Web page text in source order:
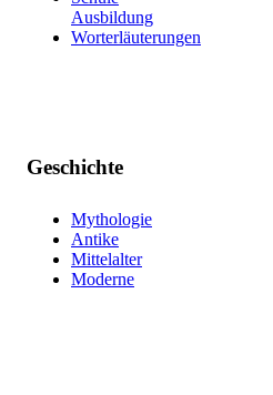
Ausbildung
Worterläuterungen
Geschichte
Mythologie
Antike
Mittelalter
Moderne